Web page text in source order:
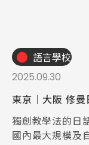
語言學校
2025.09.30
東京｜大阪 修
獨創教學法的日
國內最大規模及